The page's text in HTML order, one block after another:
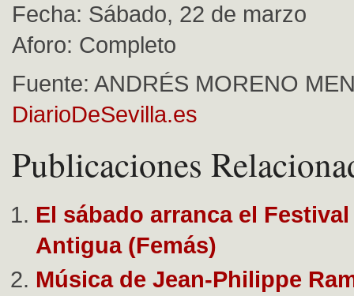
Fecha: Sábado, 22 de marzo
Aforo: Completo
Fuente: ANDRÉS MORENO
DiarioDeSevilla.es
Publicaciones
El sábado arranca el
Antigua (Femás)
Música de Jean-Philippe